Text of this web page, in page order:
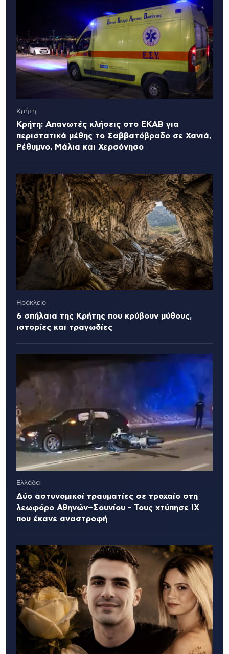
Κρήτη
Κρήτη: Απανωτές κλήσεις στο ΕΚΑΒ για
περιστατικά μέθης το Σαββατόβραδο σε Χανιά,
Ρέθυμνο, Μάλια και Χερσόνησο
Ηράκλειο
6 σπήλαια της Κρήτης που κρύβουν μύθους,
ιστορίες και τραγωδίες
Ελλάδα
Δύο αστυνομικοί τραυματίες σε τροχαίο στη
λεωφόρο Αθηνών–Σουνίου - Τους χτύπησε ΙΧ
που έκανε αναστροφή